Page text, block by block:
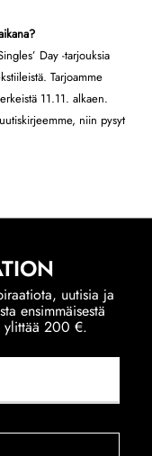
Day -tarjouksia
Tarjoamme
11.11. alkaen.
niin pysyt
uutisia ja
ensimmäisestä
ylittää 200 €.